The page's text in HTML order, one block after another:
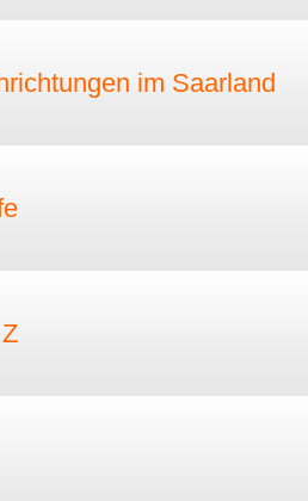
im Saarland